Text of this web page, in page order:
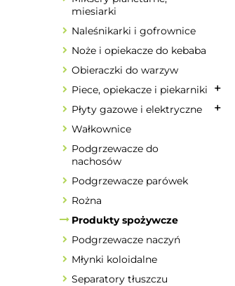
miesiarki
Naleśnikarki i gofrownice
Noże i opiekacze do kebaba
Obieraczki do warzyw
Piece, opiekacze i piekarniki
Płyty gazowe i elektryczne
Wałkownice
Podgrzewacze do
nachosów
Podgrzewacze parówek
Rożna
Produkty spożywcze
Podgrzewacze naczyń
Młynki koloidalne
Separatory tłuszczu